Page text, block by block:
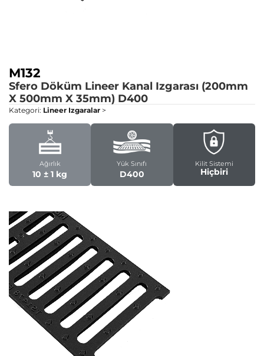
M132
Sfero Döküm Lineer Kanal Izgarası (200mm
X 500mm X 35mm) D400
Kategori: Lineer Izgaralar >
Ağırlık
10 ± 1 kg
Yük Sınıfı
D400
Kilit Sistemi
Hiçbiri